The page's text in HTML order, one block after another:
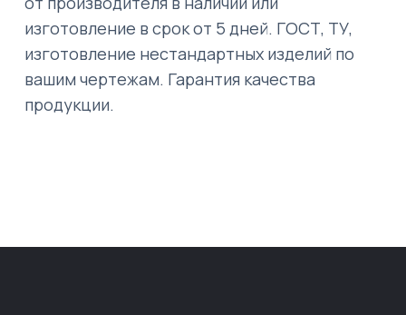
изготовление в срок от 5 дней. ГОСТ, ТУ,
изготовление нестандартных изделий по
вашим чертежам. Гарантия качества
продукции.